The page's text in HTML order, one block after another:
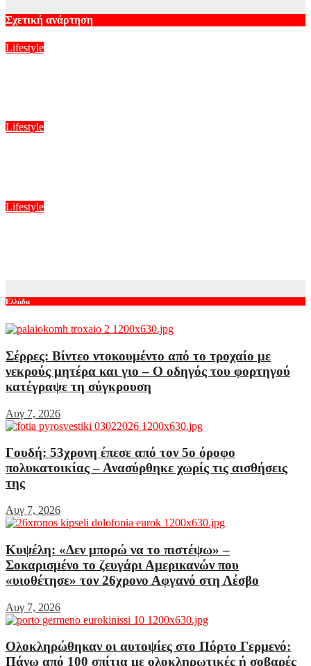
Σχετική ανάρτηση
Lifestyle
Lifestyle
Lifestyle
Ελλάδα
Σέρρες: Βίντεο ντοκουμέντο από το τροχαίο με
νεκρούς μητέρα και γιο – Ο οδηγός του φορτηγού
κατέγραψε τη σύγκρουση
Αυγ 7, 2026
Γουδή: 53χρονη έπεσε από τον 5ο όροφο
πολυκατοικίας – Ανασύρθηκε χωρίς τις αισθήσεις
της
Αυγ 7, 2026
Κυψέλη: «Δεν μπορώ να το πιστέψω» –
Σοκαρισμένο το ζευγάρι Αμερικανών που
«υιοθέτησε» τον 26χρονο Αφγανό στη Λέσβο
Αυγ 7, 2026
Ολοκληρώθηκαν οι αυτοψίες στο Πόρτο Γερμενό:
Πάνω από 100 σπίτια με ολοκληρωτικές ή σοβαρές